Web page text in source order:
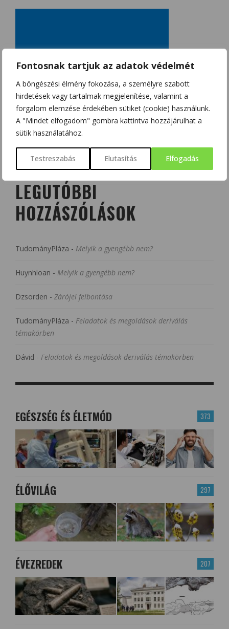
Fontosnak tartjuk az adatok védelmét
A böngészési élmény fokozása, a személyre szabott
hirdetések vagy tartalmak megjelenítése, valamint a
forgalom elemzése érdekében sütiket (cookie) használunk.
A "Mindet elfogadom" gombra kattintva hozzájárulhat a
sütik használatához.
Testreszabás Elutasítás Elfogadás
LEGUTÓBBI
HOZZÁSZÓLÁSOK
TudományPláza - Melyik a gyengébb nem?
Huynhloan - Melyik a gyengébb nem?
Dzsorden - Zárójel felbontása
TudományPláza - Feladatok és megoldások deriválás
témakörben
Dávid - Feladatok és megoldások deriválás témakörben
373
EGÉSZSÉG ÉS ÉLETMÓD
297
ÉLŐVILÁG
207
ÉVEZREDEK